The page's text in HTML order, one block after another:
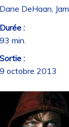
DeHaan,
:
min.
:
octobre 2013